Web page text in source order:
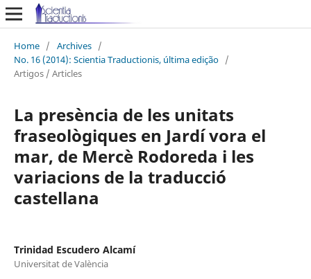
Home / Archives /
No. 16 (2014): Scientia Traductionis, última edição /
Artigos / Articles
La presència de les unitats
fraseològiques en Jardí vora el
mar, de Mercè Rodoreda i les
variacions de la traducció
castellana
Trinidad Escudero Alcamí
Universitat de València